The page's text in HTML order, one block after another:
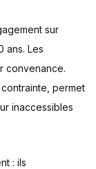
sur
ans. Les
convenance.
permet
inaccessibles
: ils